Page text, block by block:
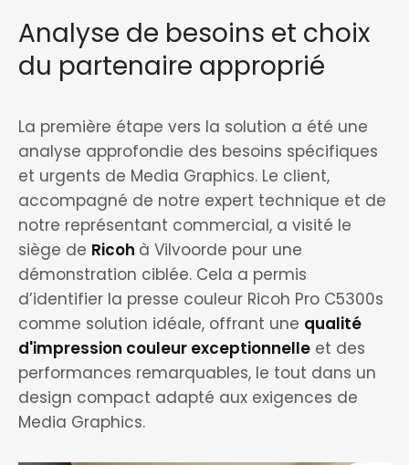
Analyse de besoins et choix
du partenaire approprié
La première étape vers la solution a été une
analyse approfondie des besoins spécifiques
et urgents de Media Graphics. Le client,
accompagné de notre expert technique et de
notre représentant commercial, a visité le
siège de Ricoh à Vilvoorde pour une
démonstration ciblée. Cela a permis
d’identifier la presse couleur Ricoh Pro C5300s
comme solution idéale, offrant une qualité
d'impression couleur exceptionnelle et des
performances remarquables, le tout dans un
design compact adapté aux exigences de
Media Graphics.